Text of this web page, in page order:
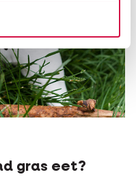
gras eet?